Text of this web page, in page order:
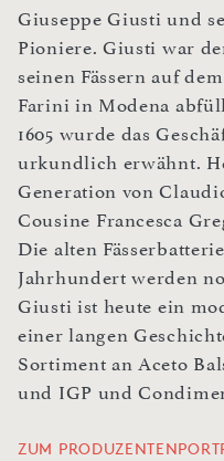
Giuseppe Giusti und
Pioniere. Giusti war
seinen Fässern auf
Farini in Modena
1605 wurde das
urkundlich erwähnt.
Generation von
Cousine Francesca
Die alten
Jahrhundert werden
Giusti ist heute ein
einer langen
Sortiment an Aceto
und IGP und
ZUM